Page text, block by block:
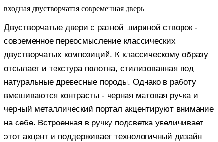
входная двустворчатая современная дверь
Двустворчатые двери с разной шириной створок -
современное переосмысление классических
двустворчатых композиций. К классическому образу
отсылает и текстура полотна, стилизованная под
натуральные древесные породы. Однако в работу
вмешиваются контрасты - черная матовая ручка и
черный металлический портал акцентируют внимание
на себе. Встроенная в ручку подсветка увеличивает
этот акцент и поддерживает технологичный дизайн